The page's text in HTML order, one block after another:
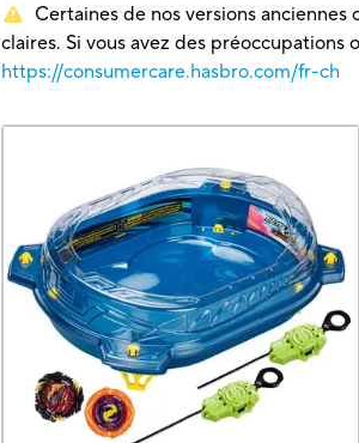
Certaines de nos versions
claires. Si vous avez des
https://consumercare.hasbro.com/fr-ch